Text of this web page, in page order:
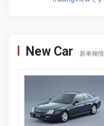
New Car 新車種